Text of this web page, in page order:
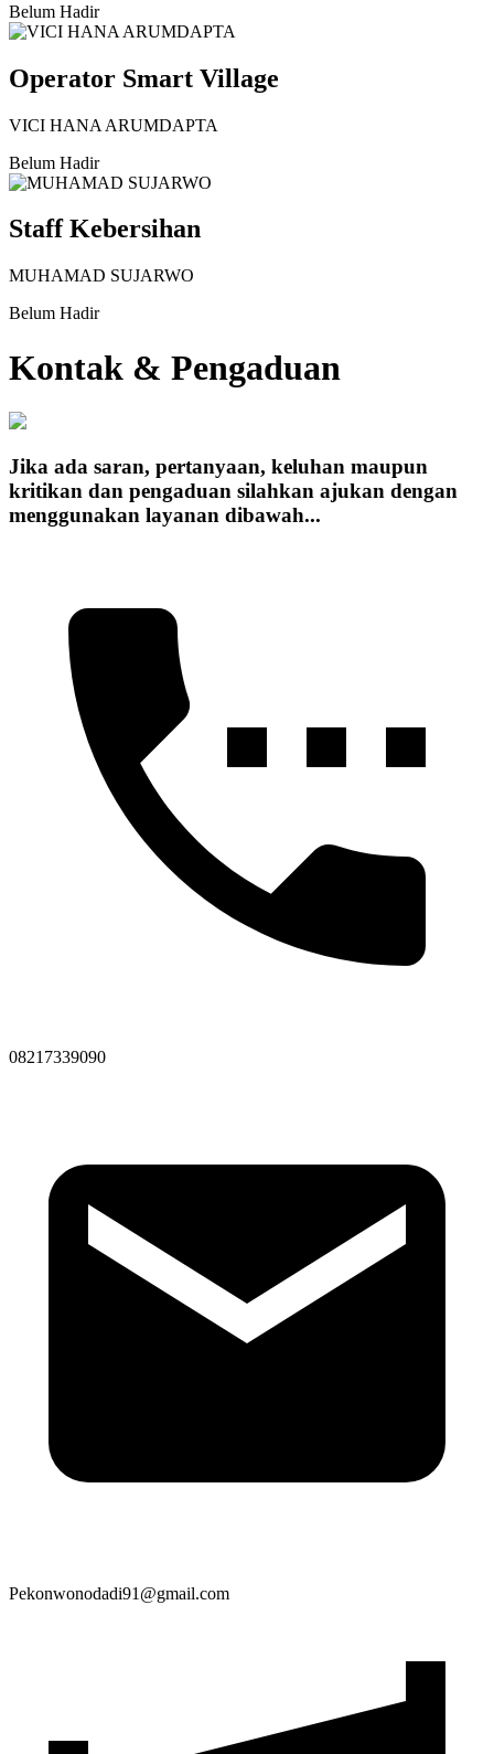
Belum Hadir
Operator Smart Village
VICI HANA ARUMDAPTA
Belum Hadir
Staff Kebersihan
MUHAMAD SUJARWO
Belum Hadir
Kontak & Pengaduan
Jika ada saran, pertanyaan, keluhan maupun
kritikan dan pengaduan silahkan ajukan dengan
menggunakan layanan dibawah...
08217339090
Pekonwonodadi91@gmail.com